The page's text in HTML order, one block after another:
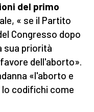
del primo
« se il Partito
Congresso dopo
sua priorità
dell'aborto».
«l'aborto e
codifichi come